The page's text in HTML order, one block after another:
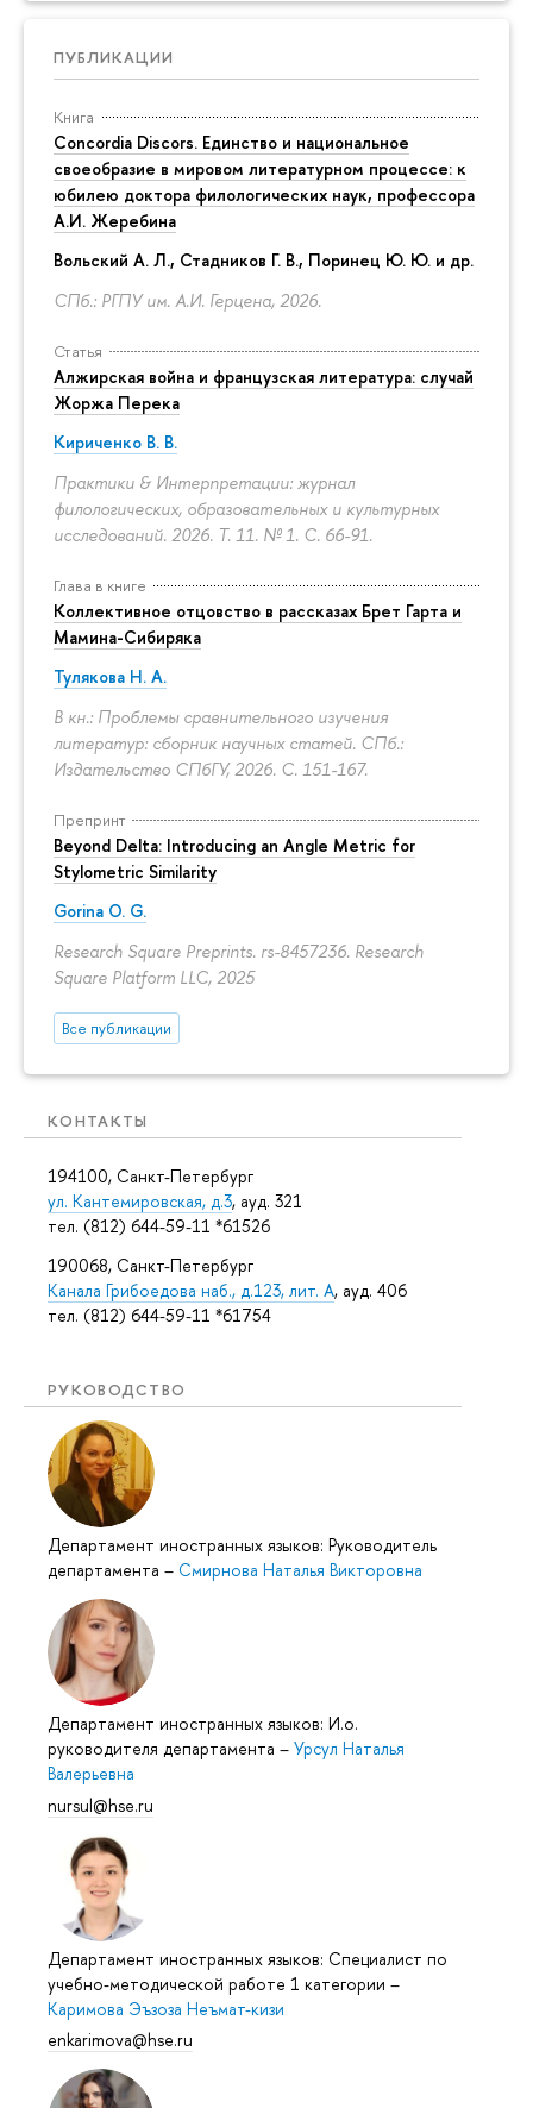
ПУБЛИКАЦИИ
Книга
Concordia Discors. Единство и национальное
своеобразие в мировом литературном процессе: к
юбилею доктора филологических наук, профессора
А.И. Жеребина
Вольский А. Л., Стадников Г. В., Поринец Ю. Ю. и др.
СПб.: РГПУ им. А.И. Герцена, 2026.
Статья
Алжирская война и французская литература: случай
Жоржа Перека
Кириченко В. В.
Практики & Интерпретации: журнал
филологических, образовательных и культурных
исследований. 2026. Т. 11. № 1. С. 66-91.
Глава в книге
Коллективное отцовство в рассказах Брет Гарта и
Мамина-Сибиряка
Тулякова Н. А.
В кн.: Проблемы сравнительного изучения
литератур: сборник научных статей. СПб.:
Издательство СПбГУ, 2026. С. 151-167.
Препринт
Beyond Delta: Introducing an Angle Metric for
Stylometric Similarity
Gorina O. G.
Research Square Preprints. rs-8457236. Research
Square Platform LLC, 2025
Все публикации
КОНТАКТЫ
194100, Санкт-Петербург
ул. Кантемировская, д.3, ауд. 321
тел. (812) 644-59-11 *61526
190068, Санкт-Петербург
Канала Грибоедова наб., д.123, лит. А, ауд. 406
тел. (812) 644-59-11 *61754
РУКОВОДСТВО
Департамент иностранных языков: Руководитель
департамента – Смирнова Наталья Викторовна
Департамент иностранных языков: И.о.
руководителя департамента – Урсул Наталья
Валерьевна
nursul@hse.ru
Департамент иностранных языков: Специалист по
учебно-методической работе 1 категории –
Каримова Эъзоза Неъмат-кизи
enkarimova@hse.ru